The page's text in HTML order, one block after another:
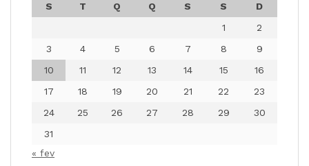
S T Q Q S S
D
1
2
3
4 5 6 7 8
9
10
11 12 13 14 15
16
17
18 19 20 21 22
23
24
25 26 27 28 29
30
31
« fev